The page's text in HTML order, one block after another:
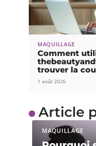
MAQUILLAGE
Comment
trouver la
1 août 2026
Article
MAQUILLAGE